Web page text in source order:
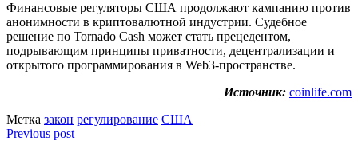
Финансовые регуляторы США продолжают кампанию против
анонимности в криптовалютной индустрии. Судебное
решение по Tornado Cash может стать прецедентом,
подрывающим принципы приватности, децентрализации и
открытого программирования в Web3-пространстве.
Источник: coinlife.com
Метка закон регулирование США
Previous post